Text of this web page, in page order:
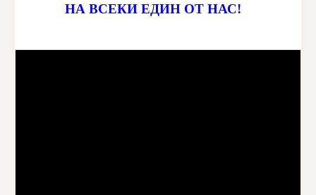
НА ВСЕКИ ЕДИН ОТ НАС!